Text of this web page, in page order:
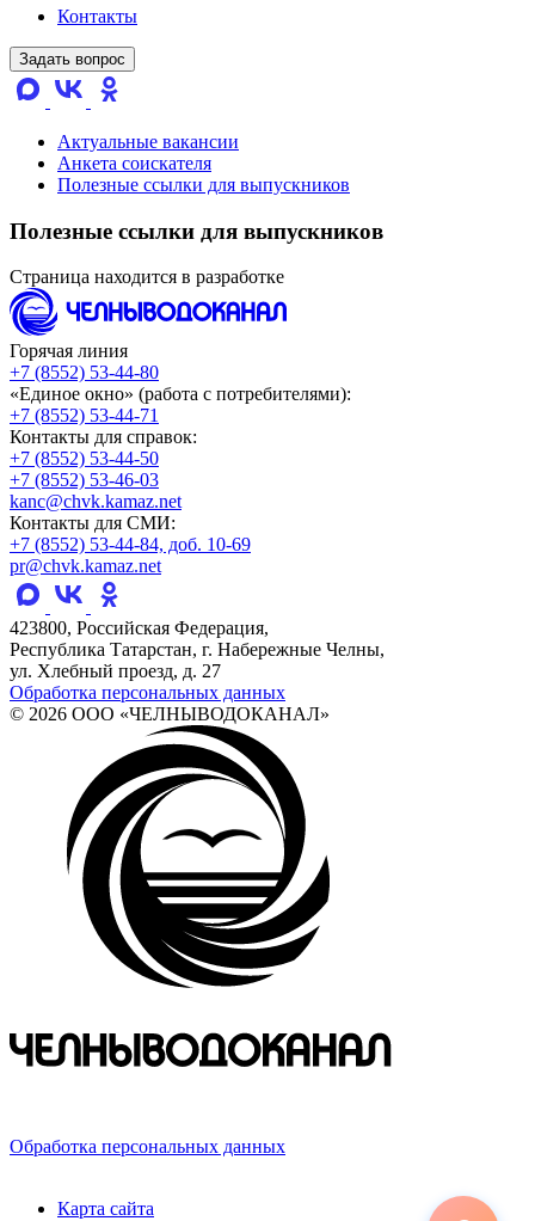
Контакты
Задать вопрос
Актуальные вакансии
Анкета соискателя
Полезные ссылки для выпускников
Полезные ссылки для выпускников
Страница находится в разработке
Горячая линия
+7 (8552) 53-44-80
«Единое окно» (работа с потребителями):
+7 (8552) 53-44-71
Контакты для справок:
+7 (8552) 53-44-50
+7 (8552) 53-46-03
kanc@chvk.kamaz.net
Контакты для СМИ:
+7 (8552) 53-44-84, доб. 10-69
pr@chvk.kamaz.net
423800, Российская Федерация,
Республика Татарстан, г. Набережные Челны,
ул. Хлебный проезд, д. 27
Обработка персональных данных
© 2026 ООО «ЧЕЛНЫВОДОКАНАЛ»
Обработка персональных данных
Карта сайта